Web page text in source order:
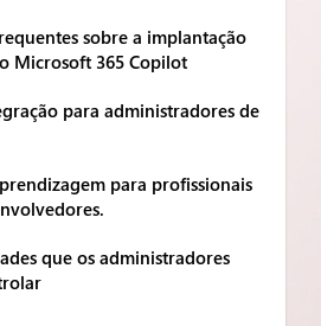
sobre a implantação
Microsoft 365 Copilot
para administradores de
para profissionais
que os administradores